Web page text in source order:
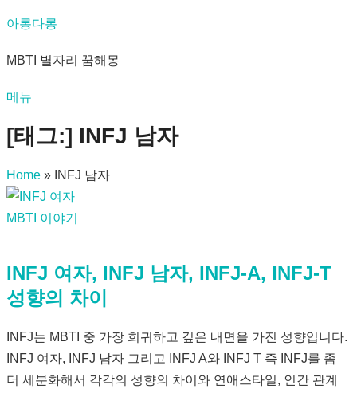
내
으
로
가
기
아롱다롱
MBTI 별자리 꿈해몽
메뉴
[태그:] INFJ 남자
Home » INFJ 남자
MBTI 이야기
INFJ 여자, INFJ 남자, INFJ-A, INFJ-T
성향의 차이
INFJ는 MBTI 중 가장 희귀하고 깊은 내면을 가진 성향입니다.
INFJ 여자, INFJ 남자 그리고 INFJ A와 INFJ T 즉 INFJ를 좀
더 세분화해서 각각의 성향의 차이와 연애스타일, 인간 관계